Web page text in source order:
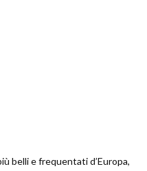
belli e frequentati d’Europa,